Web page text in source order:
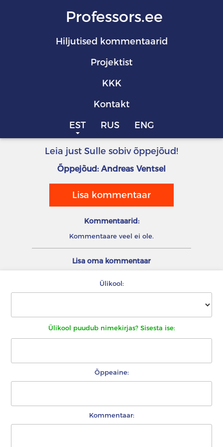
Professors.ee
Hiljutised kommentaarid
Projektist
KKK
Kontakt
EST
RUS ENG
Leia just Sulle sobiv õppejõud!
Õppejõud: Andreas Ventsel
Lisa kommentaar
Kommentaarid:
Kommentaare veel ei ole.
Lisa oma kommentaar
Ülikool:
Ülikool puudub nimekirjas? Sisesta ise:
Õppeaine:
Kommentaar: